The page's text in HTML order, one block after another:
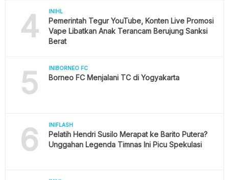
4 INIHL
Pemerintah Tegur YouTube, Konten Live Promosi
Vape Libatkan Anak Terancam Berujung Sanksi
Berat
5 INIBORNEO FC
Borneo FC Menjalani TC di Yogyakarta
6 INIFLASH
Pelatih Hendri Susilo Merapat ke Barito Putera?
Unggahan Legenda Timnas Ini Picu Spekulasi